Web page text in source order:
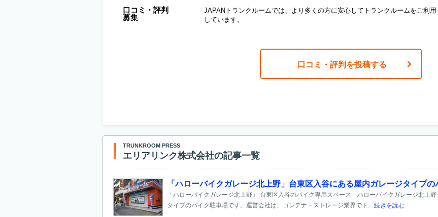
口コミ・評判
募集
JAPANトランクルームでは、より多くの方に安心してトランクルームをご利
しています。
口コミ・評判を投稿する
TRUNKROOM PRESS
エリアリンク株式会社の記事一覧
「ハローバイクガレージ北上野」台東区入谷にある屋内ガレージタイプ
「ハローバイクガレージ北上野」 台東区入谷のバイク専用スペース「ハローバイクガレージ北上
タイプのバイク駐車場です。運営会社は、コンテナ・ストレージ業界でト...
続きを読む